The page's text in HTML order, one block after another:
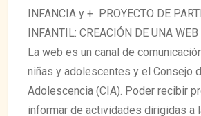
INFANCIA y + PROYECTO DE
INFANTIL: CREACIÓN DE UNA
La web es un canal de
niñas y adolescentes y el Consejo
Adolescencia (CIA). Poder recibir
informar de actividades dirigidas a